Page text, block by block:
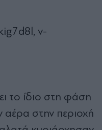
v-
το ίδιο στη φάση
στην περιοχή